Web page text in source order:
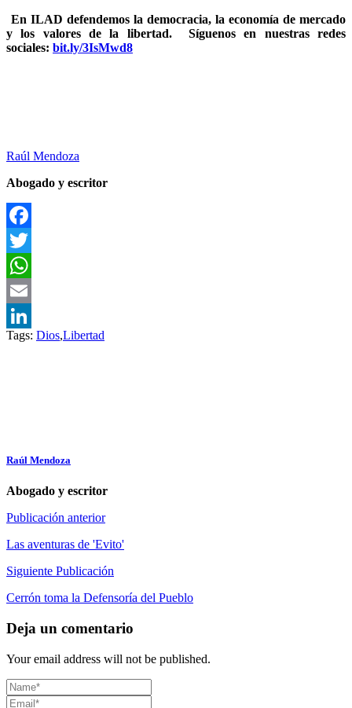
En ILAD defendemos la democracia, la economía de mercado
y los valores de la libertad.
Síguenos en nuestras redes
sociales: bit.ly/3IsMwd8
Raúl Mendoza
Abogado y escritor
Facebook
Twitter
WhatsApp
Email
LinkedIn
Tags: Dios,Libertad
Raúl Mendoza
Abogado y escritor
Publicación anterior
Las aventuras de 'Evito'
Siguiente Publicación
Cerrón toma la Defensoría del Pueblo
Deja un comentario
Your email address will not be published.